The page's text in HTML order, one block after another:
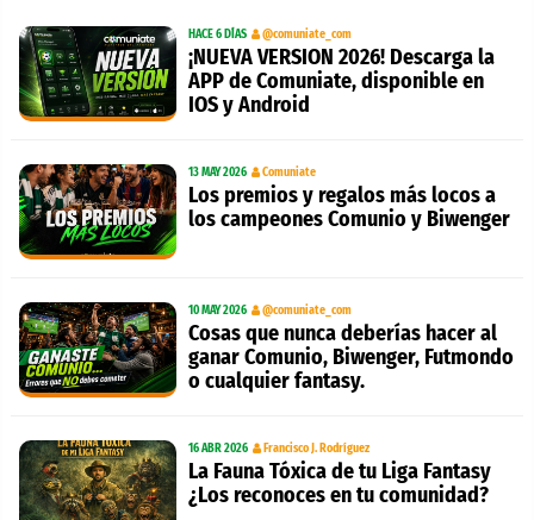
HACE 6 DÍAS @comuniate_com
¡NUEVA VERSION 2026! Descarga la
APP de Comuniate, disponible en
IOS y Android
13 MAY 2026 Comuniate
Los premios y regalos más locos a
los campeones Comunio y Biwenger
10 MAY 2026 @comuniate_com
Cosas que nunca deberías hacer al
ganar Comunio, Biwenger, Futmondo
o cualquier fantasy.
16 ABR 2026 Francisco J. Rodríguez
La Fauna Tóxica de tu Liga Fantasy
¿Los reconoces en tu comunidad?